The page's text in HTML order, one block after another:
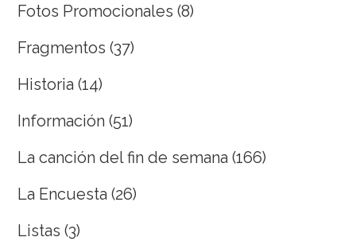
Fotos Promocionales (8)
Fragmentos (37)
Historia (14)
Información (51)
La canción del fin de semana (166)
La Encuesta (26)
Listas (3)